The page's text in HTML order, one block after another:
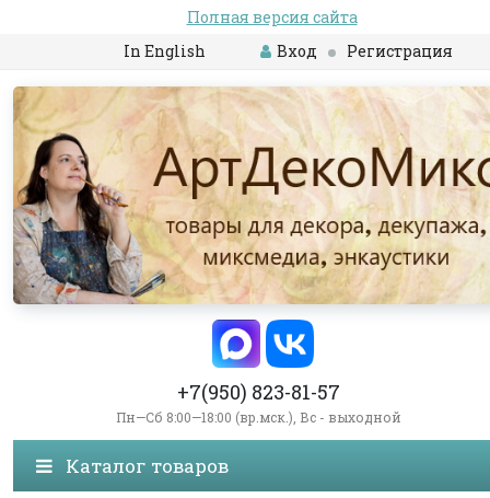
Полная версия сайта
In English
Вход Регистрация
+7(950) 823-81-57
Пн—Сб 8:00—18:00 (вр.мск.), Вс - выходной
Каталог товаров